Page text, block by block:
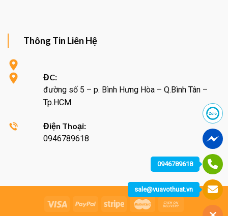
Thông Tin Liên Hệ
ĐC:
đường số 5 – p. Bình Hưng Hòa – Q.Bình Tân –
Tp.HCM
Điện Thoại:
0946789618
0946789618
sale@vuavothuat.vn